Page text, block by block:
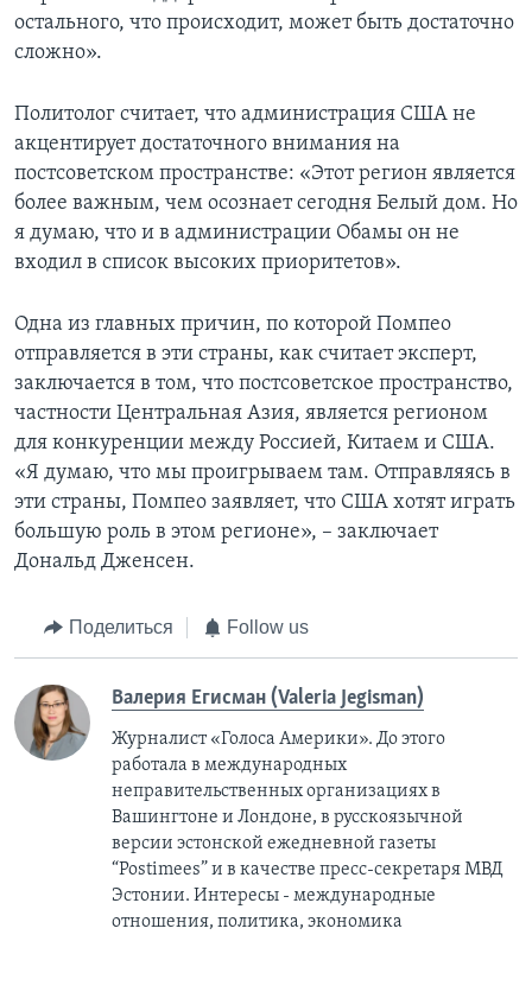
остального, что происходит, может быть достаточно
сложно».
Политолог считает, что администрация США не
акцентирует достаточного внимания на
постсоветском пространстве: «Этот регион является
более важным, чем осознает сегодня Белый дом. Но
я думаю, что и в администрации Обамы он не
входил в список высоких приоритетов».
Одна из главных причин, по которой Помпео
отправляется в эти страны, как считает эксперт,
заключается в том, что постсоветское пространство,
частности Центральная Азия, является регионом
для конкуренции между Россией, Китаем и США.
«Я думаю, что мы проигрываем там. Отправляясь в
эти страны, Помпео заявляет, что США хотят играть
большую роль в этом регионе», – заключает
Дональд Дженсен.
Поделиться Follow us
Валерия Егисман (Valeria Jegisman)
Журналист «Голоса Америки». До этого
работала в международных
неправительственных организациях в
Вашингтоне и Лондоне, в русскоязычной
версии эстонской ежедневной газеты
“Postimees” и в качестве пресс-секретаря МВД
Эстонии. Интересы - международные
отношения, политика, экономика